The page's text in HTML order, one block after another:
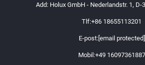
Add: Holux GmbH - Nederlandstr. 1, D-
Tlf:+86 18655113201
E-post:[email protected]
Mobil:+49 16097361887